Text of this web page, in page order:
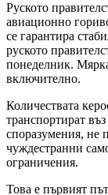
Руското
авиационно
се гарантира
руското
понеделник.
включително.
Количествата
транспортират
споразумения, не
чуждестранни
ограничения.
Това е първият